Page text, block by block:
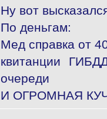
Ну вот
По деньгам:
Мед справка от
квитанции
очереди
И ОГРОМНАЯ